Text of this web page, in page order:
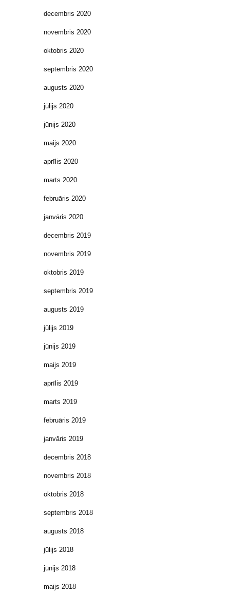
decembris 2020
novembris 2020
oktobris 2020
septembris 2020
augusts 2020
jūlijs 2020
jūnijs 2020
maijs 2020
aprīlis 2020
marts 2020
februāris 2020
janvāris 2020
decembris 2019
novembris 2019
oktobris 2019
septembris 2019
augusts 2019
jūlijs 2019
jūnijs 2019
maijs 2019
aprīlis 2019
marts 2019
februāris 2019
janvāris 2019
decembris 2018
novembris 2018
oktobris 2018
septembris 2018
augusts 2018
jūlijs 2018
jūnijs 2018
maijs 2018